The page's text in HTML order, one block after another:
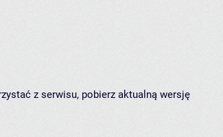
z serwisu, pobierz aktualną wersję